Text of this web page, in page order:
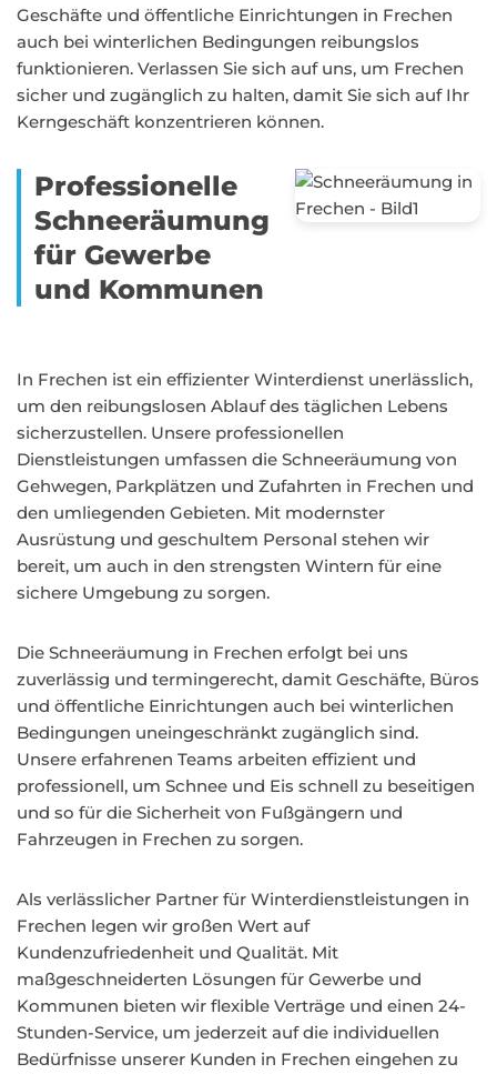
Geschäfte und öffentliche Einrichtungen in Frechen
auch bei winterlichen Bedingungen reibungslos
funktionieren. Verlassen Sie sich auf uns, um Frechen
sicher und zugänglich zu halten, damit Sie sich auf Ihr
Kerngeschäft konzentrieren können.
Professionelle
Schneeräumung
für Gewerbe
und Kommunen
In Frechen ist ein effizienter Winterdienst unerlässlich,
um den reibungslosen Ablauf des täglichen Lebens
sicherzustellen. Unsere professionellen
Dienstleistungen umfassen die Schneeräumung von
Gehwegen, Parkplätzen und Zufahrten in Frechen und
den umliegenden Gebieten. Mit modernster
Ausrüstung und geschultem Personal stehen wir
bereit, um auch in den strengsten Wintern für eine
sichere Umgebung zu sorgen.
Die Schneeräumung in Frechen erfolgt bei uns
zuverlässig und termingerecht, damit Geschäfte, Büros
und öffentliche Einrichtungen auch bei winterlichen
Bedingungen uneingeschränkt zugänglich sind.
Unsere erfahrenen Teams arbeiten effizient und
professionell, um Schnee und Eis schnell zu beseitigen
und so für die Sicherheit von Fußgängern und
Fahrzeugen in Frechen zu sorgen.
Als verlässlicher Partner für Winterdienstleistungen in
Frechen legen wir großen Wert auf
Kundenzufriedenheit und Qualität. Mit
maßgeschneiderten Lösungen für Gewerbe und
Kommunen bieten wir flexible Verträge und einen 24-
Stunden-Service, um jederzeit auf die individuellen
Bedürfnisse unserer Kunden in Frechen eingehen zu